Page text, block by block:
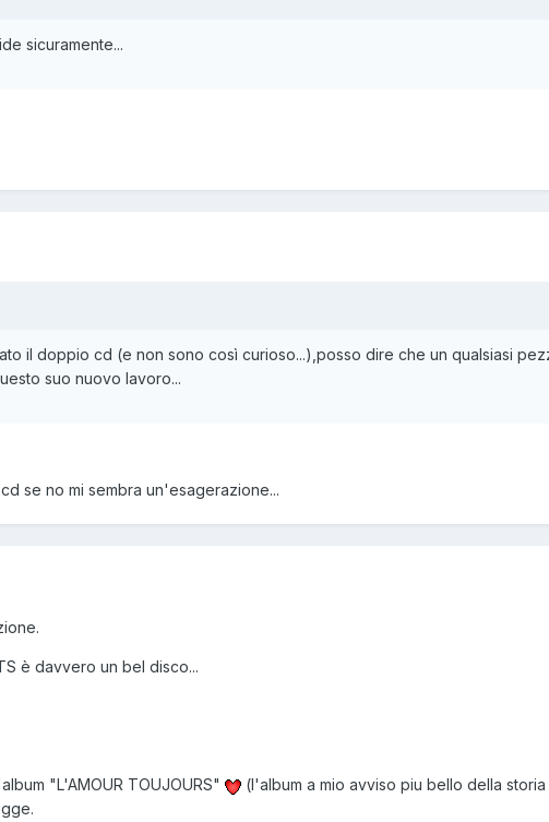
sicuramente...
il doppio cd (e non sono così curioso...),posso dire che un qualsiasi
suo nuovo lavoro...
se no mi sembra un'esagerazione...
è davvero un bel disco...
"L'AMOUR TOUJOURS"
(l'album a mio avviso piu bello della storia